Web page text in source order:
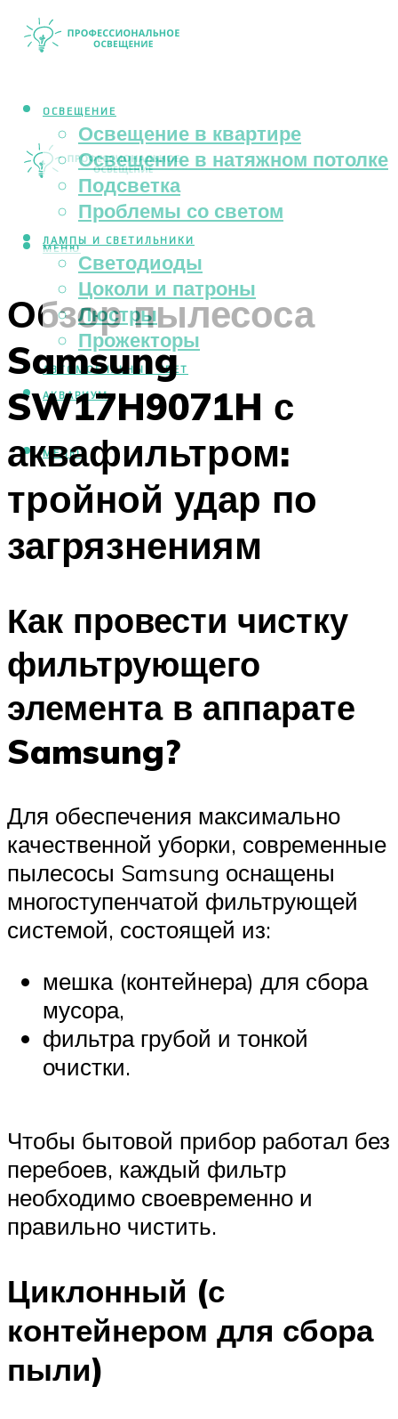
ОСВЕЩЕНИЕ
Освещение в квартире
Освещение в натяжном потолке
Подсветка
Проблемы со светом
ЛАМПЫ И СВЕТИЛЬНИКИ
Светодиоды
Цоколи и патроны
Люстры
Прожекторы
АВТОМОБИЛЬНЫЙ СВЕТ
АКВАРИУМ
МЕНЮ
МЕНЮ
Обзор пылесоса
Samsung
SW17H9071H с
аквафильтром:
тройной удар по
загрязнениям
Как провести чистку
фильтрующего
элемента в аппарате
Samsung?
Для обеспечения максимально
качественной уборки, современные
пылесосы Samsung оснащены
многоступенчатой фильтрующей
системой, состоящей из:
мешка (контейнера) для сбора
мусора,
фильтра грубой и тонкой
очистки.
Чтобы бытовой прибор работал без
перебоев, каждый фильтр
необходимо своевременно и
правильно чистить.
Циклонный (с
контейнером для сбора
пыли)